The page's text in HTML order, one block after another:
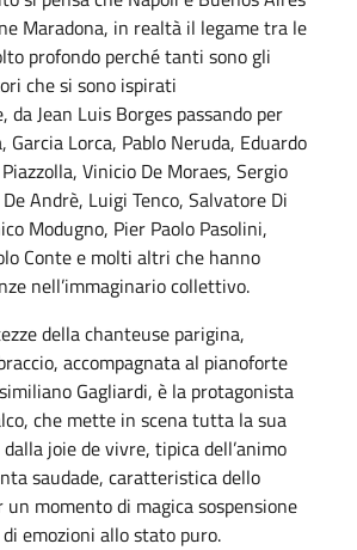
Maradona, in realtà il legame tra le
profondo perché tanti sono gli
che si sono ispirati
da Jean Luis Borges passando per
Garcia Lorca, Pablo Neruda, Eduardo
Vinicio De Moraes, Sergio
Andrè, Luigi Tenco, Salvatore Di
Modugno, Pier Paolo Pasolini,
Conte e molti altri che hanno
nell’immaginario collettivo.
della chanteuse parigina,
accompagnata al pianoforte
Gagliardi, è la protagonista
che mette in scena tutta la sua
joie de vivre, tipica dell’animo
saudade, caratteristica dello
momento di magica sospensione
emozioni allo stato puro.